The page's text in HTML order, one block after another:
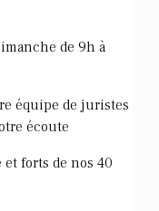
de 9h à
équipe de juristes
écoute
forts de nos 40